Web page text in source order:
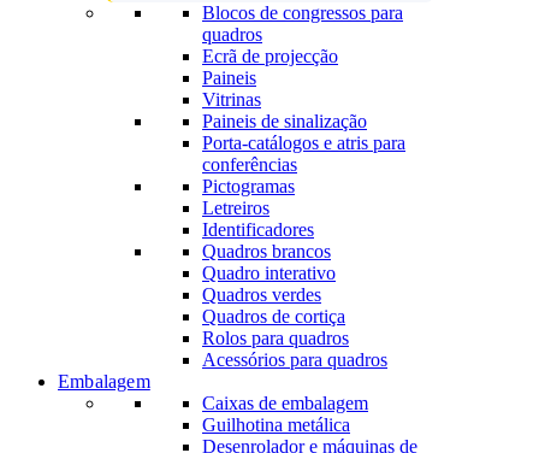
Blocos de congressos para
quadros
Ecrã de projecção
Paineis
Vitrinas
Paineis de sinalização
Porta-catálogos e atris para
conferências
Pictogramas
Letreiros
Identificadores
Quadros brancos
Quadro interativo
Quadros verdes
Quadros de cortiça
Rolos para quadros
Acessórios para quadros
Embalagem
Caixas de embalagem
Guilhotina metálica
Desenrolador e máquinas de